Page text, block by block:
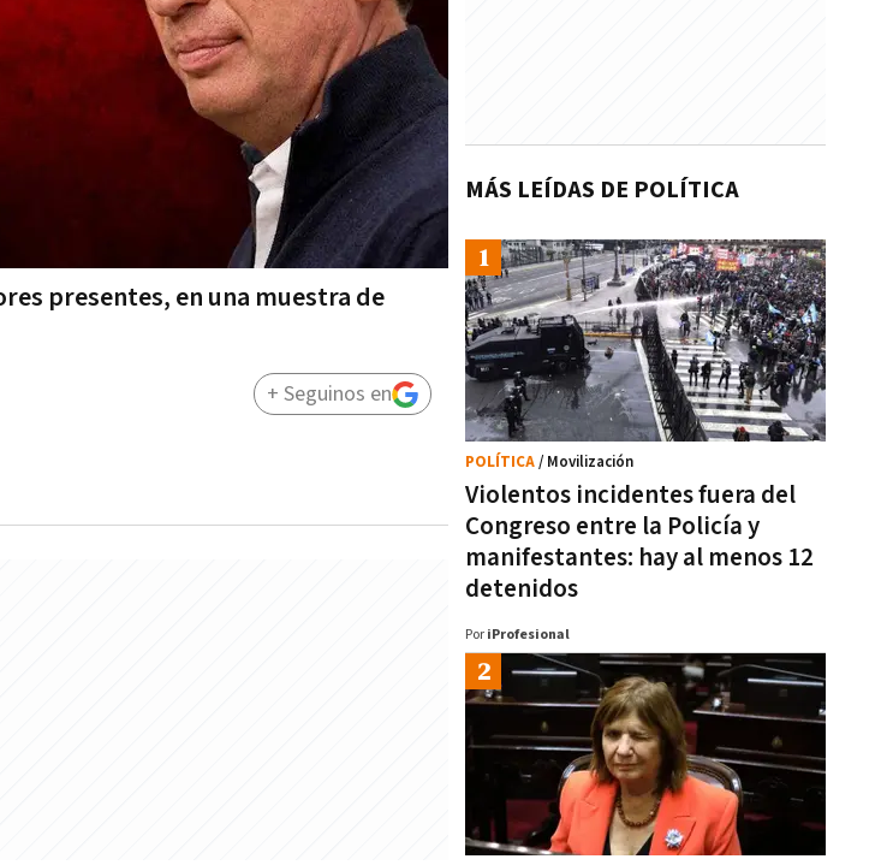
presentes, en una muestra de
+ Seguinos en
MÁS LEÍDAS DE POLÍTICA
Violentos incidentes fuera del
Congreso entre la Policía y
manifestantes: hay al menos 12
detenidos
POLÍTICA/ Movilización
Por iProfesional